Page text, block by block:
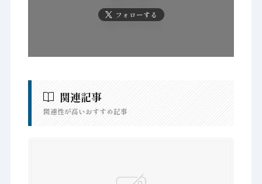
フォローする
関連記事
関連性が高いおすすめ記事